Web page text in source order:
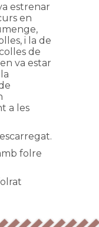
estrenar
en
i la de
de
va estar
a les
folre